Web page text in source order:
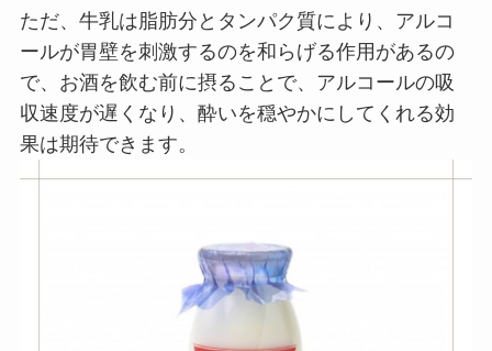
ただ、牛乳は脂肪分とタンパク質により、アルコ
ールが胃壁を刺激するのを和らげる作用があるの
で、お酒を飲む前に摂ることで、アルコールの吸
収速度が遅くなり、酔いを穏やかにしてくれる効
果は期待できます。